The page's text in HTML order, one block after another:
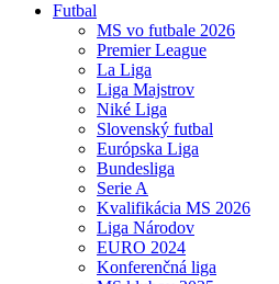
Futbal
MS vo futbale 2026
Premier League
La Liga
Liga Majstrov
Niké Liga
Slovenský futbal
Európska Liga
Bundesliga
Serie A
Kvalifikácia MS 2026
Liga Národov
EURO 2024
Konferenčná liga